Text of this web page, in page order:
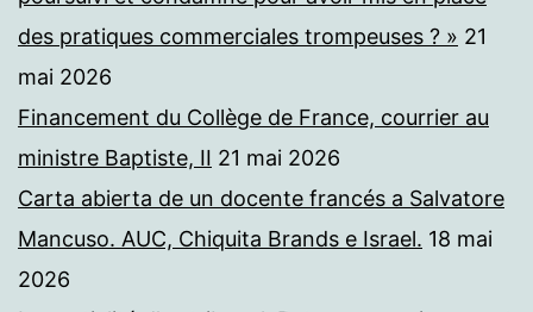
des pratiques commerciales trompeuses ? » 21
mai 2026
Financement du Collège de France, courrier au
ministre Baptiste, II 21 mai 2026
Carta abierta de un docente francés a Salvatore
Mancuso. AUC, Chiquita Brands e Israel. 18 mai
2026